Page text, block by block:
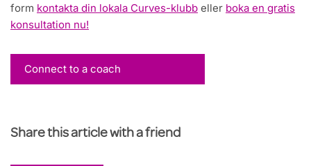
form kontakta din lokala Curves-klubb eller boka en gratis
konsultation nu!
Connect to a coach
Share this article with a friend